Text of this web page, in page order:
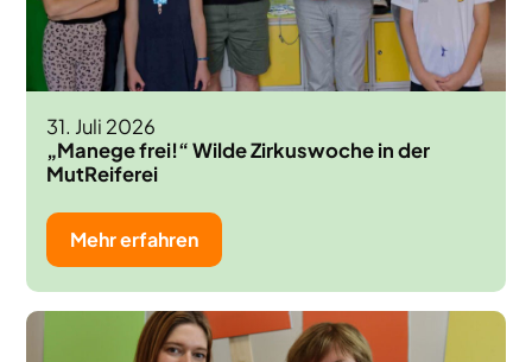
31. Juli 2026
„Manege frei!“ Wilde Zirkuswoche in der
MutReiferei
Mehr erfahren